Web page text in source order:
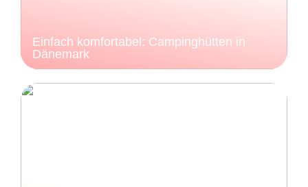
Einfach komfortabel: Campinghütten in
Dänemark